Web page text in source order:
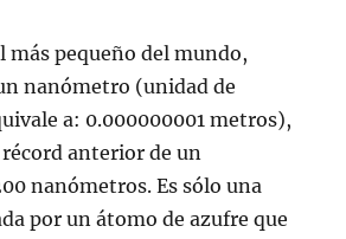
más pequeño del mundo,
nanómetro (unidad de
a: 0.000000001 metros),
anterior de un
nanómetros. Es sólo una
por un átomo de azufre que